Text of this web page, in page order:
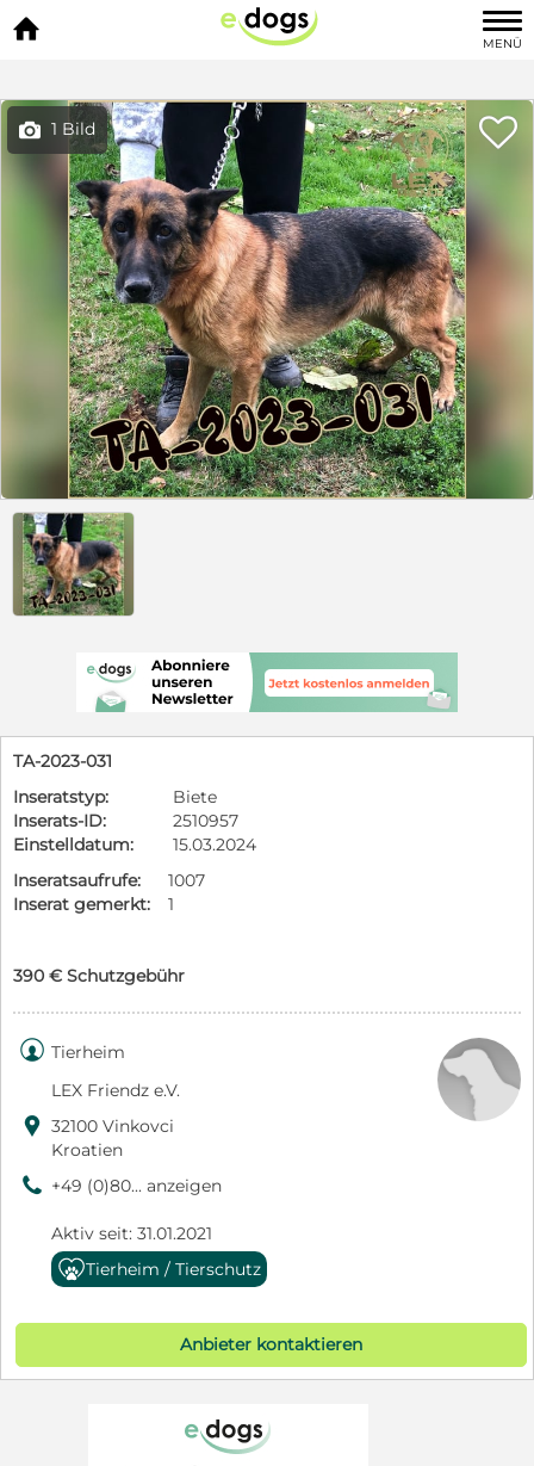

MENÜ
 1 Bild 
TA-2023-031
Inseratstyp:
Biete
Inserats-ID:
2510957
Einstelldatum:
15.03.2024
Inseratsaufrufe:
1007
Inserat gemerkt:
1
390 € Schutzgebühr
 Tierheim
LEX Friendz e.V.
 32100 Vinkovci
Kroatien
9 +49 (0)80... anzeigen
Aktiv seit: 31.01.2021
Tierheim / Tierschutz
Anbieter kontaktieren